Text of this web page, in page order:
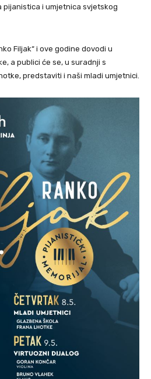
i umjetnica svjetskog
Filjak“ i ove godine dovodi u
a publici će se, u suradnji s
predstaviti i naši mladi umjetnici.